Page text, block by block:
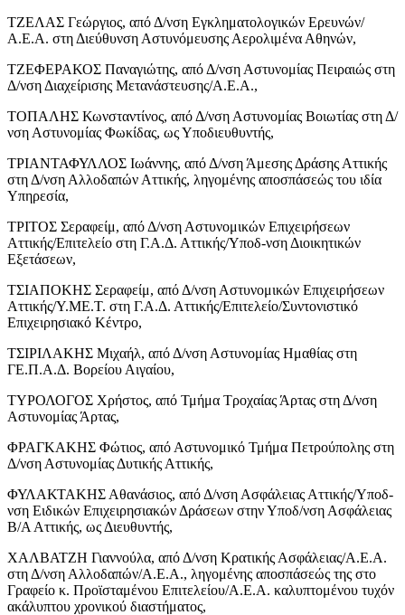
ΤΖΕΛΑΣ Γεώργιος, από Δ/νση Εγκληματολογικών Ερευνών/
Α.Ε.Α. στη Διεύθυνση Αστυνόμευσης Αερολιμένα Αθηνών,
ΤΖΕΦΕΡΑΚΟΣ Παναγιώτης, από Δ/νση Αστυνομίας Πειραιώς στη
Δ/νση Διαχείρισης Μετανάστευσης/Α.Ε.Α.,
ΤΟΠΑΛΗΣ Κωνσταντίνος, από Δ/νση Αστυνομίας Βοιωτίας στη Δ/
νση Αστυνομίας Φωκίδας, ως Υποδιευθυντής,
ΤΡΙΑΝΤΑΦΥΛΛΟΣ Ιωάννης, από Δ/νση Άμεσης Δράσης Αττικής
στη Δ/νση Αλλοδαπών Αττικής, ληγομένης αποσπάσεώς του ιδία
Υπηρεσία,
ΤΡΙΤΟΣ Σεραφείμ, από Δ/νση Αστυνομικών Επιχειρήσεων
Αττικής/Επιτελείο στη Γ.Α.Δ. Αττικής/Υποδ-νση Διοικητικών
Εξετάσεων,
ΤΣΙΑΠΟΚΗΣ Σεραφείμ, από Δ/νση Αστυνομικών Επιχειρήσεων
Αττικής/Υ.ΜΕ.Τ. στη Γ.Α.Δ. Αττικής/Επιτελείο/Συντονιστικό
Επιχειρησιακό Κέντρο,
ΤΣΙΡΙΛΑΚΗΣ Μιχαήλ, από Δ/νση Αστυνομίας Ημαθίας στη
ΓΕ.Π.Α.Δ. Βορείου Αιγαίου,
ΤΥΡΟΛΟΓΟΣ Χρήστος, από Τμήμα Τροχαίας Άρτας στη Δ/νση
Αστυνομίας Άρτας,
ΦΡΑΓΚΑΚΗΣ Φώτιος, από Αστυνομικό Τμήμα Πετρούπολης στη
Δ/νση Αστυνομίας Δυτικής Αττικής,
ΦΥΛΑΚΤΑΚΗΣ Αθανάσιος, από Δ/νση Ασφάλειας Αττικής/Υποδ-
νση Ειδικών Επιχειρησιακών Δράσεων στην Υποδ/νση Ασφάλειας
Β/Α Αττικής, ως Διευθυντής,
ΧΑΛΒΑΤΖΗ Γιαννούλα, από Δ/νση Κρατικής Ασφάλειας/Α.Ε.Α.
στη Δ/νση Αλλοδαπών/Α.Ε.Α., ληγομένης αποσπάσεώς της στο
Γραφείο κ. Προϊσταμένου Επιτελείου/Α.Ε.Α. καλυπτομένου τυχόν
ακάλυπτου χρονικού διαστήματος,